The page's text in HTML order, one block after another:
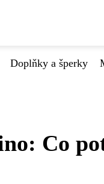
Doplňky a šperky
Co